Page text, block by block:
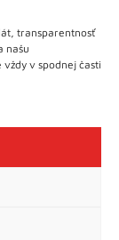
transparentnosť
našu
v spodnej časti